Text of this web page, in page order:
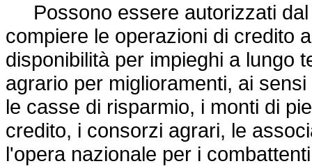
Possono essere autorizzati dal
compiere le operazioni di credito
disponibilità per impieghi a lungo
agrario per miglioramenti, ai
le casse di risparmio, i monti di
credito, i consorzi agrari, le
l'opera nazionale per i